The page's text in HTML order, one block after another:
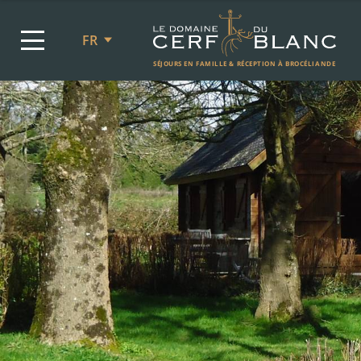
FR
SÉJOURS EN FAMILLE & RÉCEPTION À BROCÉLIANDE